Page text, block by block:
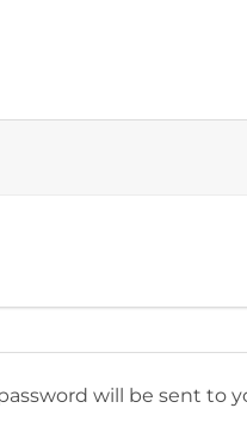
will be sent to